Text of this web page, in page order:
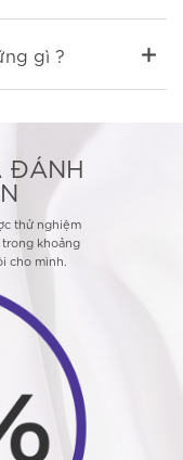
gì ?
ĐÁNH
thử nghiệm
trong khoảng
cho mình.